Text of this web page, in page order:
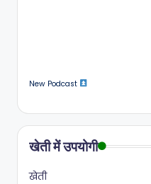
New Podcast
खेती में उपयोगी
खेती